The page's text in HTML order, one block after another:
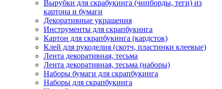
Вырубки для скрабукинга (чипборды, теги) из
картона и бумаги
Декоративные украшения
Инструменты для скрапбукинга
Картон для скрапбукинга (кардсток)
Клей для рукоделия (скотч, пластинки клеевые)
Лента декоративная, тесьма
Лента декоративная, тесьма (наборы)
Наборы бумаги для скрапбукинга
Наборы для скрапбукинга